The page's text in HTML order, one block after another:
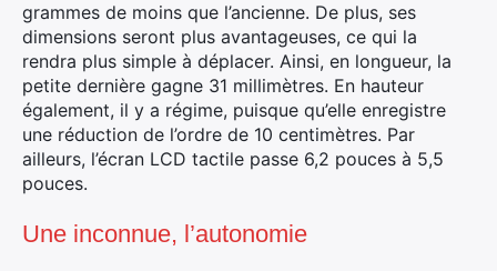
grammes de moins que l’ancienne. De plus, ses
dimensions seront plus avantageuses, ce qui la
rendra plus simple à déplacer. Ainsi, en longueur, la
petite dernière gagne 31 millimètres. En hauteur
également, il y a régime, puisque qu’elle enregistre
une réduction de l’ordre de 10 centimètres. Par
ailleurs, l’écran LCD tactile passe 6,2 pouces à 5,5
pouces.
Une inconnue, l’autonomie